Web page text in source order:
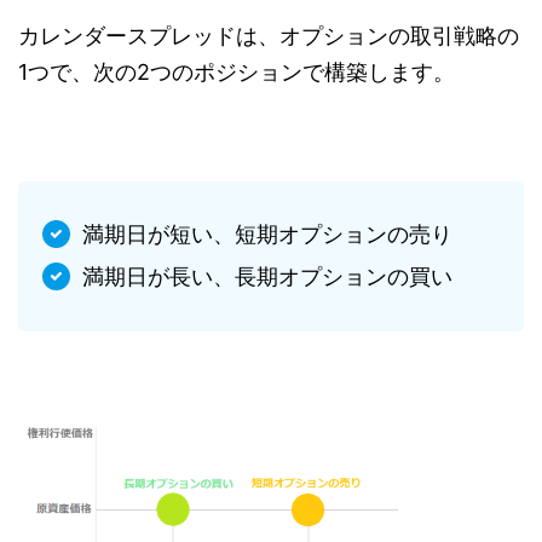
カレンダースプレッドは、オプションの取引戦略の
1つで、次の2つのポジションで構築します。
満期日が短い、短期オプションの売り
満期日が長い、長期オプションの買い